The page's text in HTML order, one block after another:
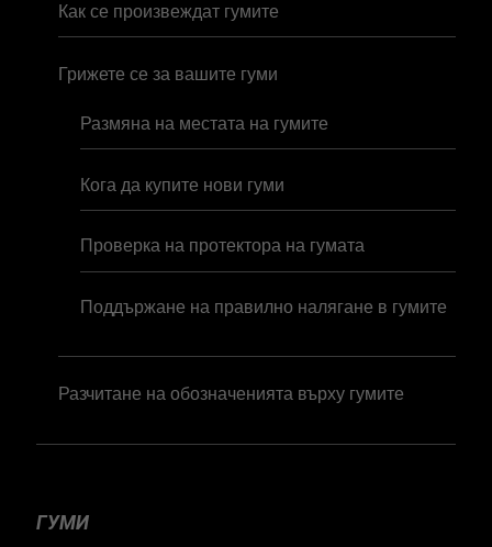
Как се произвеждат гумите
Грижете се за вашите гуми
Размяна на местата на гумите
Кога да купите нови гуми
Проверка на протектора на гумата
Поддържане на правилно налягане в гумите
Разчитане на обозначенията върху гумите
ГУМИ